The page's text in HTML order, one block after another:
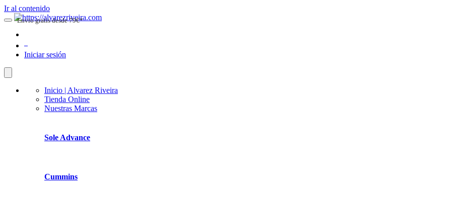
Ir al contenido
Iniciar sesión
Inicio | Alvarez Riveira
Tienda Online
Nuestras Marcas
Sole Advance
Cummins
Envio gratis desde 79€*